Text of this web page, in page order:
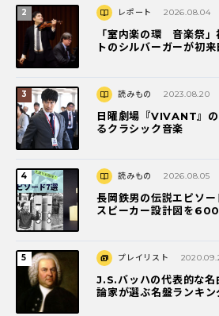
レポート 2026.08.04
「室内楽の環 音楽祭
トのシルバーガーが初
読みもの 2023.08.20
日曜劇場『VIVANT』
るクラシック音楽
読みもの 2026.08.05
長岡鉄男の伝説エピソー
スピーカー設計図を
プレイリスト
J.S.バッハの代表的な
論家が選ぶ名盤ランキ